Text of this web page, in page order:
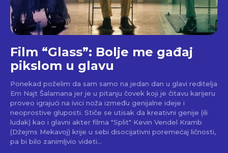
Film “Glass”: Bolje me gađaj
pikslom u glavu
Ponekad poželim da sam samo na jedan dan u glavi reditelja
Em Najt Šalamana jer je u pitanju čovek koji je čitavu karijeru
proveo igrajući na ivici noža između genijalne ideje i
neoprostive gluposti. Stiče se utisak da kreativni genije (ili
ludak) kao i glavni akter filma "Split" Kevin Vendel Kramb
(Džejms Mekavoj) krije u sebi disocijativni poremećaj ličnosti,
pa bi bilo zanimljvio videti...